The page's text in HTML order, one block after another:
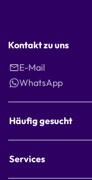
Kontakt zu uns
E-Mail
WhatsApp
Häufig gesucht
Services